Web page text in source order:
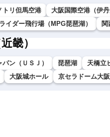
トリ但馬空港
大阪国際空港（伊丹
イダー飛行場（MPG琵琶湖） 関
畿）
ン（ＵＳＪ） 琵琶湖
天橋立
大阪城ホール 京セラドーム大阪